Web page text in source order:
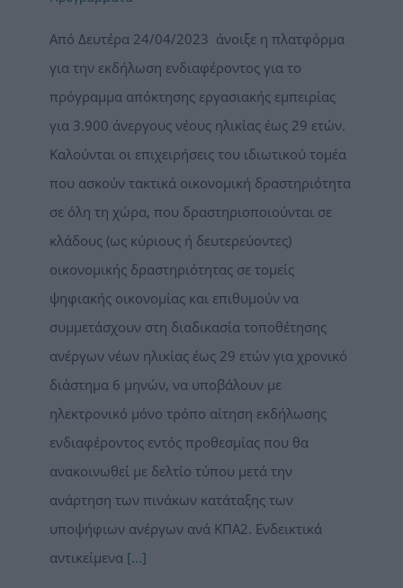
Από Δευτέρα 24/04/2023 άνοιξε η πλατφόρμα
για την εκδήλωση ενδιαφέροντος για το
πρόγραμμα απόκτησης εργασιακής εμπειρίας
για 3.900 άνεργους νέους ηλικίας έως 29 ετών.
Καλούνται οι επιχειρήσεις του ιδιωτικού τομέα
που ασκούν τακτικά οικονομική δραστηριότητα
σε όλη τη χώρα, που δραστηριοποιούνται σε
κλάδους (ως κύριους ή δευτερεύοντες)
οικονομικής δραστηριότητας σε τομείς
ψηφιακής οικονομίας και επιθυμούν να
συμμετάσχουν στη διαδικασία τοποθέτησης
ανέργων νέων ηλικίας έως 29 ετών για χρονικό
διάστημα 6 μηνών, να υποβάλουν με
ηλεκτρονικό μόνο τρόπο αίτηση εκδήλωσης
ενδιαφέροντος εντός προθεσμίας που θα
ανακοινωθεί με δελτίο τύπου μετά την
ανάρτηση των πινάκων κατάταξης των
υποψήφιων ανέργων ανά ΚΠΑ2. Ενδεικτικά
αντικείμενα [...]